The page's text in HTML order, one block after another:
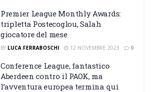
Premier League Monthly Awards:
tripletta Postecoglou, Salah
giocatore del mese
BY LUCA FERRABOSCHI 12 NOVEMBRE 2023 0
Conference League, fantastico
Aberdeen contro il PAOK, ma
l’avventura europea termina qui